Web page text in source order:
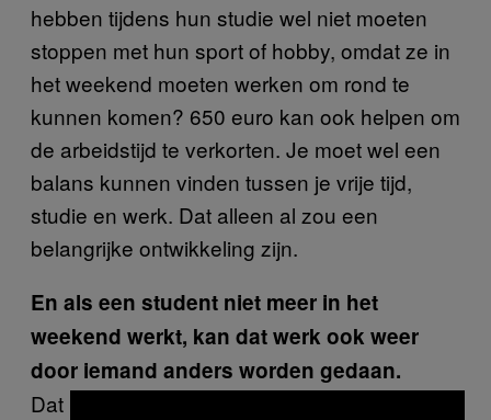
hebben tijdens hun studie wel niet moeten
stoppen met hun sport of hobby, omdat ze in
het weekend moeten werken om rond te
kunnen komen? 650 euro kan ook helpen om
de arbeidstijd te verkorten. Je moet wel een
balans kunnen vinden tussen je vrije tijd,
studie en werk. Dat alleen al zou een
belangrijke ontwikkeling zijn.
En als een student niet meer in het
weekend werkt, kan dat werk ook weer
door iemand anders worden gedaan.
Dat is weer een ander onderwerp, maar ik